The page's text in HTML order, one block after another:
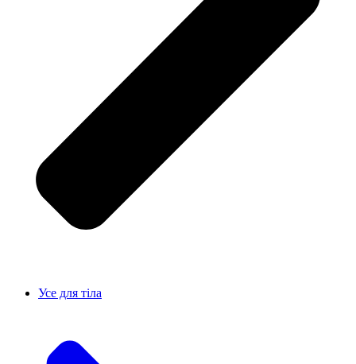
Усе для тiла